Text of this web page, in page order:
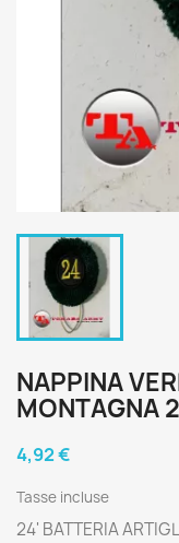
NAPPINA
MONTAGNA
4,92 €
Tasse incluse
24' BATTERIA